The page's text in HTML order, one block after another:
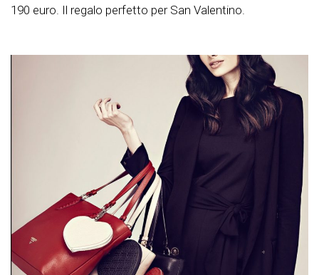
190 euro. Il regalo perfetto per San Valentino.